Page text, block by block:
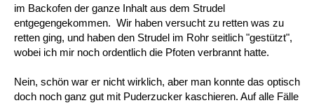
im Backofen der ganze Inhalt aus dem Strudel
entgegengekommen. Wir haben versucht zu retten was zu
retten ging, und haben den Strudel im Rohr seitlich "gestützt",
wobei ich mir noch ordentlich die Pfoten verbrannt hatte.
Nein, schön war er nicht wirklich, aber man konnte das optisch
doch noch ganz gut mit Puderzucker kaschieren. Auf alle Fälle